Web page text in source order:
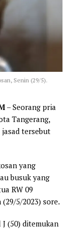
Senin (29/5).
– Seorang pria
Tangerang,
tersebut
yang
busuk yang
RW 09
5/2023) sore.
(50) ditemukan